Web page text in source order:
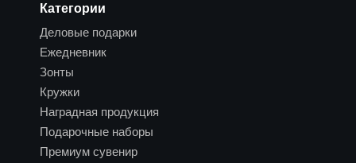
Категории
Деловые подарки
Ежедневник
Зонты
Кружки
Наградная продукция
Подарочные наборы
Премиум сувенир